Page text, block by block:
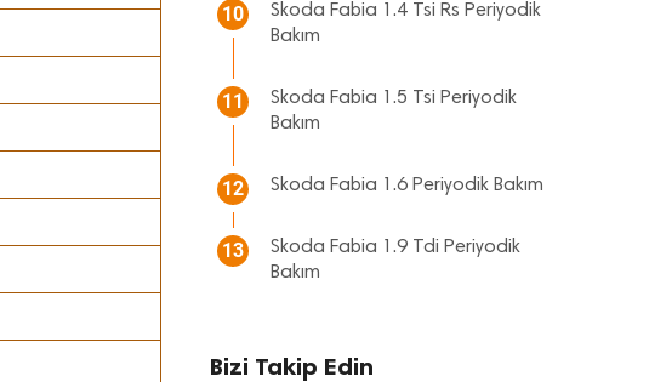
10
Skoda Fabia 1.4 Tsi Rs Periyodik
Bakım
11
Skoda Fabia 1.5 Tsi Periyodik
Bakım
12 Skoda Fabia 1.6 Periyodik Bakım
13
Skoda Fabia 1.9 Tdi Periyodik
Bakım
Bizi Takip Edin